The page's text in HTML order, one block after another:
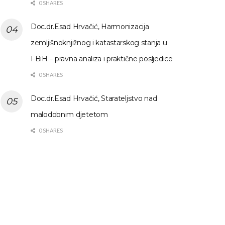
0 SHARES
Doc.dr.Esad Hrvačić, Harmonizacija
zemljišnoknjižnog i katastarskog stanja u
FBiH – pravna analiza i praktične posljedice
0 SHARES
Doc.dr.Esad Hrvačić, Starateljstvo nad
malodobnim djetetom
0 SHARES